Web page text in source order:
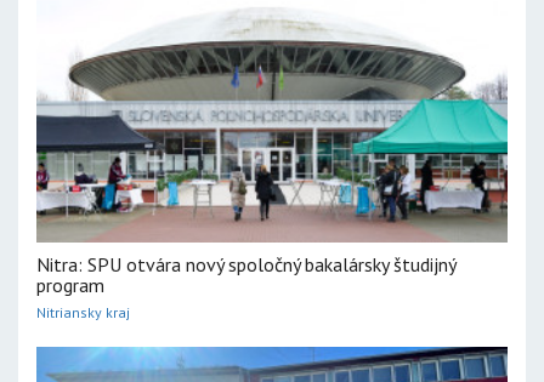
Nitra: SPU otvára nový spoločný bakalársky študijný
program
Nitriansky kraj